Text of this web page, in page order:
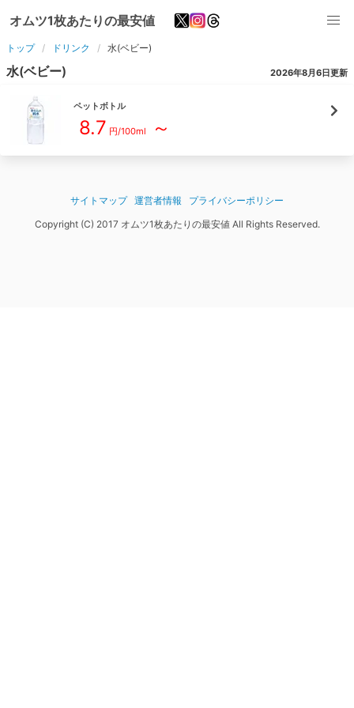
オムツ1枚あたりの最安値
トップ ドリンク 水(ベビー)
水(ベビー) 2026年8月6日更新
ペットボトル
8.7 円/100ml ～
サイトマップ 運営者情報
プライバシーポリシー
Copyright (C) 2017 オムツ1枚あたりの最安値 All Rights Reserved.